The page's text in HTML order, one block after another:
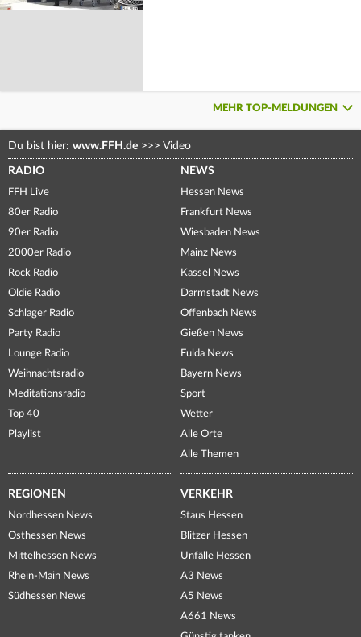
MEHR TOP-MELDUNGEN
Du bist hier: www.FFH.de >>> Video
RADIO
FFH Live
80er Radio
90er Radio
2000er Radio
Rock Radio
Oldie Radio
Schlager Radio
Party Radio
Lounge Radio
Weihnachtsradio
Meditationsradio
Top 40
Playlist
NEWS
Hessen News
Frankfurt News
Wiesbaden News
Mainz News
Kassel News
Darmstadt News
Offenbach News
Gießen News
Fulda News
Bayern News
Sport
Wetter
Alle Orte
Alle Themen
REGIONEN
Nordhessen News
Osthessen News
Mittelhessen News
Rhein-Main News
Südhessen News
VERKEHR
Staus Hessen
Blitzer Hessen
Unfälle Hessen
A3 News
A5 News
A661 News